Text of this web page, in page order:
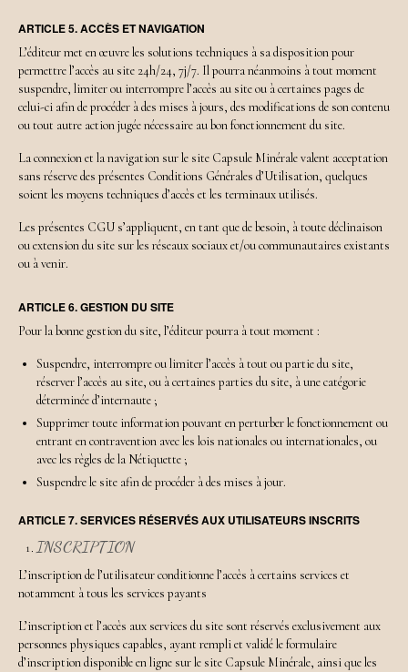
ARTICLE 5. ACCÈS ET NAVIGATION
L’éditeur met en œuvre les solutions techniques à sa disposition pour
permettre l’accès au site 24h/24, 7j/7. Il pourra néanmoins à tout moment
suspendre, limiter ou interrompre l’accès au site ou à certaines pages de
celui-ci afin de procéder à des mises à jours, des modifications de son contenu
ou tout autre action jugée nécessaire au bon fonctionnement du site.
La connexion et la navigation sur le site Capsule Minérale valent acceptation
sans réserve des présentes Conditions Générales d’Utilisation, quelques
soient les moyens techniques d’accès et les terminaux utilisés.
Les présentes CGU s’appliquent, en tant que de besoin, à toute déclinaison
ou extension du site sur les réseaux sociaux et/ou communautaires existants
ou à venir.
ARTICLE 6. GESTION DU SITE
Pour la bonne gestion du site, l’éditeur pourra à tout moment :
Suspendre, interrompre ou limiter l’accès à tout ou partie du site,
réserver l’accès au site, ou à certaines parties du site, à une catégorie
déterminée d’internaute ;
Supprimer toute information pouvant en perturber le fonctionnement ou
entrant en contravention avec les lois nationales ou internationales, ou
avec les règles de la Nétiquette ;
Suspendre le site afin de procéder à des mises à jour.
ARTICLE 7. SERVICES RÉSERVÉS AUX UTILISATEURS INSCRITS
INSCRIPTION
L’inscription de l’utilisateur conditionne l’accès à certains services et
notamment à tous les services payants
L’inscription et l’accès aux services du site sont réservés exclusivement aux
personnes physiques capables, ayant rempli et validé le formulaire
d’inscription disponible en ligne sur le site Capsule Minérale, ainsi que les